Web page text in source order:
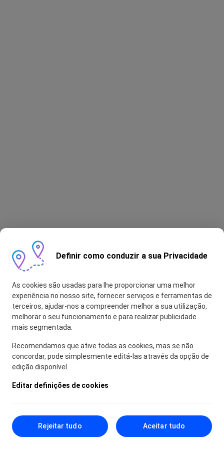
Definir como conduzir a sua Privacidade
As cookies são usadas para lhe proporcionar uma melhor
experiência no nosso site, fornecer serviços e ferramentas de
terceiros, ajudar-nos a compreender melhor a sua utilização,
melhorar o seu funcionamento e para realizar publicidade
mais segmentada.
Recomendamos que ative todas as cookies, mas se não
concordar, pode simplesmente editá-las através da opção de
edição disponível.
Editar definições de cookies
Rejeitar tudo Aceitar tudo